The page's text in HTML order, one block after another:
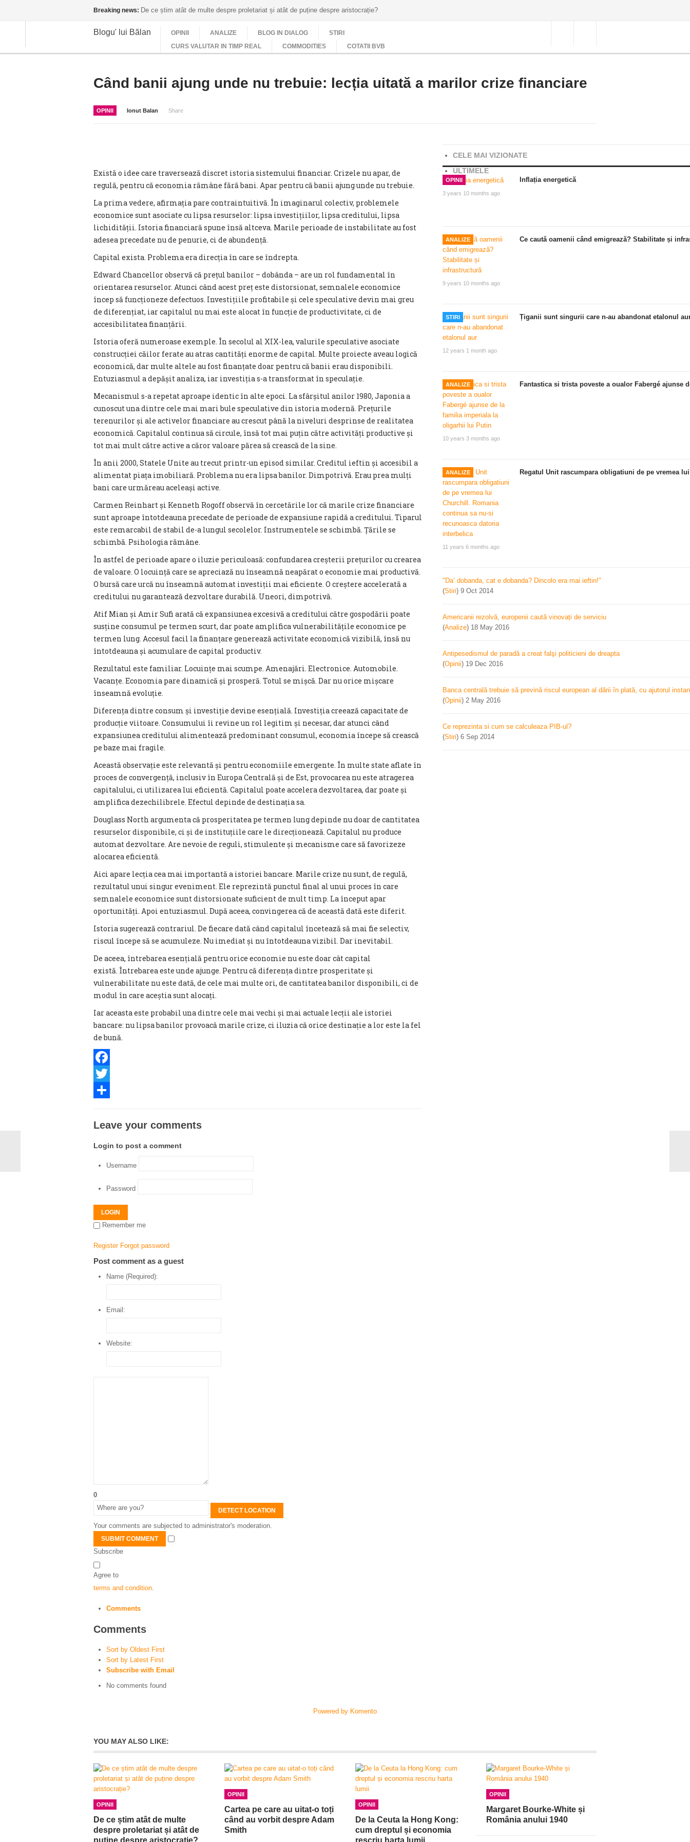
Breaking news: De ce știm atât de multe despre proletariat și atât de puține despre aristocrație?
Blogu' lui Bălan OPINII ANALIZE BLOG IN DIALOG
STIRI
CURS VALUTAR IN TIMP REAL
COMMODITIES COTATII BVB
Când banii ajung unde nu trebuie: lecția uitată a marilor crize financiare
OPINII Ionut Balan Share
Există o idee care traversează discret istoria sistemului financiar. Crizele nu apar, de
regulă, pentru că economia rămâne fără bani. Apar pentru că banii ajung unde nu trebuie.
La prima vedere, afirmația pare contraintuitivă. În imaginarul colectiv, problemele
economice sunt asociate cu lipsa resurselor: lipsa investițiilor, lipsa creditului, lipsa
lichidității. Istoria financiară spune însă altceva. Marile perioade de instabilitate au fost
adesea precedate nu de penurie, ci de abundență.
Capital exista. Problema era direcția în care se îndrepta.
Edward Chancellor observă că prețul banilor – dobânda – are un rol fundamental în
orientarea resurselor. Atunci când acest preț este distorsionat, semnalele economice
încep să funcționeze defectuos. Investițiile profitabile și cele speculative devin mai greu
de diferențiat, iar capitalul nu mai este alocat în funcție de productivitate, ci de
accesibilitatea finanțării.
Istoria oferă numeroase exemple. În secolul al XIX-lea, valurile speculative asociate
construcției căilor ferate au atras cantități enorme de capital. Multe proiecte aveau logică
economică, dar multe altele au fost finanțate doar pentru că banii erau disponibili.
Entuziasmul a depășit analiza, iar investiția s-a transformat în speculație.
Mecanismul s-a repetat aproape identic în alte epoci. La sfârșitul anilor 1980, Japonia a
cunoscut una dintre cele mai mari bule speculative din istoria modernă. Prețurile
terenurilor și ale activelor financiare au crescut până la niveluri desprinse de realitatea
economică. Capitalul continua să circule, însă tot mai puțin către activități productive și
tot mai mult către active a căror valoare părea să crească de la sine.
În anii 2000, Statele Unite au trecut printr-un episod similar. Creditul ieftin și accesibil a
alimentat piața imobiliară. Problema nu era lipsa banilor. Dimpotrivă. Erau prea mulți
bani care urmăreau aceleași active.
Carmen Reinhart și Kenneth Rogoff observă în cercetările lor că marile crize financiare
sunt aproape întotdeauna precedate de perioade de expansiune rapidă a creditului. Tiparul
este remarcabil de stabil de-a lungul secolelor. Instrumentele se schimbă. Țările se
schimbă. Psihologia rămâne.
În astfel de perioade apare o iluzie periculoasă: confundarea creșterii prețurilor cu crearea
de valoare. O locuință care se apreciază nu înseamnă neapărat o economie mai productivă.
O bursă care urcă nu înseamnă automat investiții mai eficiente. O creștere accelerată a
creditului nu garantează dezvoltare durabilă. Uneori, dimpotrivă.
Atif Mian și Amir Sufi arată că expansiunea excesivă a creditului către gospodării poate
susține consumul pe termen scurt, dar poate amplifica vulnerabilitățile economice pe
termen lung. Accesul facil la finanțare generează activitate economică vizibilă, însă nu
întotdeauna și acumulare de capital productiv.
Rezultatul este familiar. Locuințe mai scumpe. Amenajări. Electronice. Automobile.
Vacanțe. Economia pare dinamică și prosperă. Totul se mișcă. Dar nu orice mișcare
înseamnă evoluție.
Diferența dintre consum și investiție devine esențială. Investiția creează capacitate de
producție viitoare. Consumului îi revine un rol legitim și necesar, dar atunci când
expansiunea creditului alimentează predominant consumul, economia începe să crească
pe baze mai fragile.
Această observație este relevantă și pentru economiile emergente. În multe state aflate în
proces de convergență, inclusiv în Europa Centrală și de Est, provocarea nu este atragerea
capitalului, ci utilizarea lui eficientă. Capitalul poate accelera dezvoltarea, dar poate și
amplifica dezechilibrele. Efectul depinde de destinația sa.
Douglass North argumenta că prosperitatea pe termen lung depinde nu doar de cantitatea
resurselor disponibile, ci și de instituțiile care le direcționează. Capitalul nu produce
automat dezvoltare. Are nevoie de reguli, stimulente și mecanisme care să favorizeze
alocarea eficientă.
Aici apare lecția cea mai importantă a istoriei bancare. Marile crize nu sunt, de regulă,
rezultatul unui singur eveniment. Ele reprezintă punctul final al unui proces în care
semnalele economice sunt distorsionate suficient de mult timp. La început apar
oportunități. Apoi entuziasmul. După aceea, convingerea că de această dată este diferit.
Istoria sugerează contrariul. De fiecare dată când capitalul încetează să mai fie selectiv,
riscul începe să se acumuleze. Nu imediat și nu întotdeauna vizibil. Dar inevitabil.
De aceea, întrebarea esențială pentru orice economie nu este doar cât capital
există. Întrebarea este unde ajunge. Pentru că diferența dintre prosperitate și
vulnerabilitate nu este dată, de cele mai multe ori, de cantitatea banilor disponibili, ci de
modul în care aceștia sunt alocați.
Iar aceasta este probabil una dintre cele mai vechi și mai actuale lecții ale istoriei
bancare: nu lipsa banilor provoacă marile crize, ci iluzia că orice destinație a lor este la fel
de bună.
Facebook
Twitter
CELE MAI VIZIONATE
ULTIMELE
OPINII
3 years 10 months ago
Inflația energetică
ANALIZE
9 years 10 months ago
Ce caută oamenii când emigrează? Stabilitate și
STIRI
12 years 1 month ago
Țiganii sunt singurii care n-au abandonat etalonul
ANALIZE
10 years 3 months ago
Fantastica si trista poveste a oualor Fabergé
ANALIZE
11 years 6 months ago
Regatul Unit rascumpara obligatiuni de pe vremea
"Da’ dobanda, cat e dobanda? Dincolo era mai ieftin!"
(Stiri) 9 Oct 2014
Americanii rezolvă, europenii caută vinovați de serviciu
(Analize) 18 May 2016
Antipesedismul de paradă a creat falşi politicieni de dreapta
(Opinii) 19 Dec 2016
Banca centrală trebuie să prevină riscul european al dării în plată, cu ajutorul
(Opinii) 2 May 2016
Ce reprezinta si cum se calculeaza PIB-ul?
(Stiri) 6 Sep 2014
Leave your comments
Login to post a comment
Username
Password
LOGIN
Remember me
Register Forgot password
Post comment as a guest
Name (Required):
Email:
Website:
0
DETECT LOCATION
Your comments are subjected to administrator's moderation.
SUBMIT COMMENT
Subscribe
Agree to
terms and condition
Comments
Comments
Sort by Oldest First
Sort by Latest First
Subscribe with Email
No comments found
Powered by Komento
YOU MAY ALSO LIKE:
OPINII
De ce știm atât de multe
despre proletariat și atât de
puține despre aristocrație?
OPINII
Cartea pe care au uitat-o toți
când au vorbit despre Adam
Smith
OPINII
De la Ceuta la Hong Kong:
cum dreptul și economia
rescriu harta lumii
OPINII
Margaret Bourke-White și
România anului 1940